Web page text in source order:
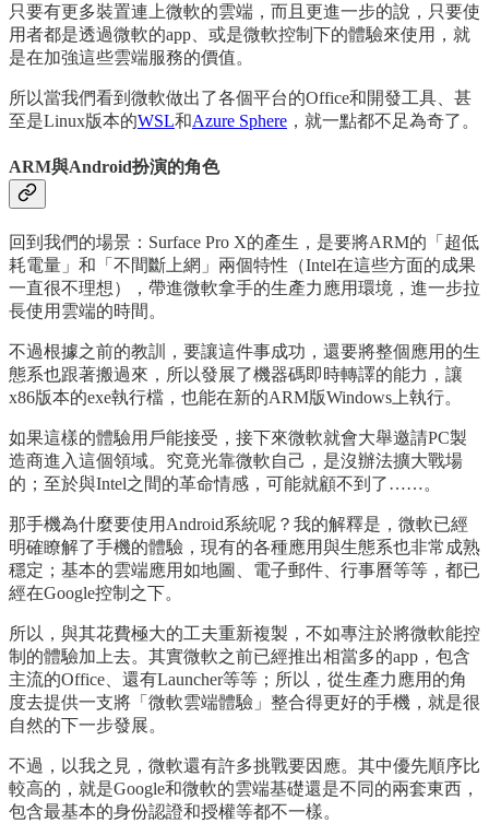
只要有更多裝置連上微軟的雲端，而且更進一步的說，只要使
用者都是透過微軟的app、或是微軟控制下的體驗來使用，就
是在加強這些雲端服務的價值。
所以當我們看到微軟做出了各個平台的Office和開發工具、甚
至是Linux版本的WSL和Azure Sphere ，就一點都不足為奇了。
ARM與Android扮演的角色
回到我們的場景：Surface Pro X的產生，是要將ARM的「超低
耗電量」和「不間斷上網」兩個特性（Intel在這些方面的成果
一直很不理想），帶進微軟拿手的生產力應用環境，進一步拉
長使用雲端的時間。
不過根據之前的教訓，要讓這件事成功，還要將整個應用的生
態系也跟著搬過來，所以發展了機器碼即時轉譯的能力，讓
x86版本的exe執行檔，也能在新的ARM版Windows上執行。
如果這樣的體驗用戶能接受，接下來微軟就會大舉邀請PC製
造商進入這個領域。究竟光靠微軟自己，是沒辦法擴大戰場
的；至於與Intel之間的革命情感，可能就顧不到了……。
那手機為什麼要使用Android系統呢？我的解釋是，微軟已經
明確瞭解了手機的體驗，現有的各種應用與生態系也非常成熟
穩定；基本的雲端應用如地圖、電子郵件、行事曆等等，都已
經在Google控制之下。
所以，與其花費極大的工夫重新複製，不如專注於將微軟能控
制的體驗加上去。其實微軟之前已經推出相當多的app，包含
主流的Office、還有Launcher等等；所以，從生產力應用的角
度去提供一支將「微軟雲端體驗」整合得更好的手機，就是很
自然的下一步發展。
不過，以我之見，微軟還有許多挑戰要因應。其中優先順序比
較高的，就是Google和微軟的雲端基礎還是不同的兩套東西，
包含最基本的身份認證和授權等都不一樣。